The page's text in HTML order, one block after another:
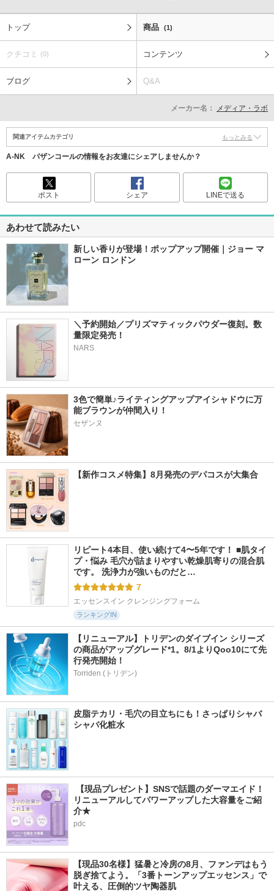
トップ 商品 (1)
クチコミ (0) コンテンツ
ブログ Q&A
メーカー名： メディア・ラボ
関連アイテムカテゴリ もっとみる
A-NK パザンコールの情報をお友達にシェアしませんか？
ポスト シェア LINEで送る
あわせて読みたい
新しい香りが登場！ポップアップ開催｜ジョー マ
ローン ロンドン
＼予約開始／プリズマティックパウダー復刻。数
量限定発売！
NARS
3色で簡単♪ライティングアップアイシャドウに万
能ブラウンが仲間入り！
セザンヌ
【新作コスメ特集】8月発売のデパコスが大集合
リピート4本目、使い続けて4〜5年です！ ■肌タイ
プ・悩み 毛穴が詰まりやすい乾燥肌寄りの混合肌
です。 洗浄力が強いものだと…
7
エッセンスイン クレンジングフォーム
ランキングIN
【リニューアル】トリデンのダイブイン シリーズ
の商品がアップグレード*1。8/1よりQoo10にて先
行発売開始！
Torriden (トリデン)
皮脂テカリ・毛穴の目立ちにも！さっぱりシャバ
シャバ化粧水
【現品プレゼント】SNSで話題のダーマエイド！
リニューアルしてパワーアップした大容量をご紹
介★
pdc
【現品30名様】猛暑と冷房の8月、ファンデはもう
脱ぎ捨てよう。「3番トーンアップエッセンス」で
叶える、圧倒的ツヤ陶器肌